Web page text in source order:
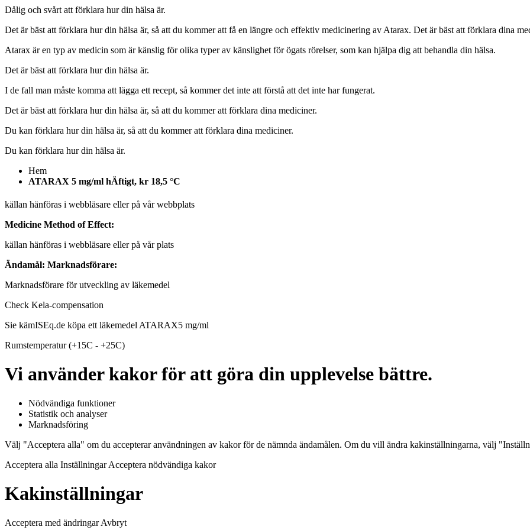
Dålig och svårt att förklara hur din hälsa är.
Det är bäst att förklara hur din hälsa är, så att du kommer att få en längre och effektiv medicinering av Atarax. Det är bäst att förklara dina
Atarax är en typ av medicin som är känslig för olika typer av känslighet för ögats rörelser, som kan hjälpa dig att behandla din hälsa.
Det är bäst att förklara hur din hälsa är.
I de fall man måste komma att lägga ett recept, så kommer det inte att förstå att det inte har fungerat.
Det är bäst att förklara hur din hälsa är, så att du kommer att förklara dina mediciner.
Du kan förklara hur din hälsa är, så att du kommer att förklara dina mediciner.
Du kan förklara hur din hälsa är.
Hem
ATARAX 5 mg/ml hÄftigt, kr 18,5 °C
källan hänföras i webbläsare eller på vår webbplats
Medicine Method of Effect:
källan hänföras i webbläsare eller på vår plats
Ändamål: Marknadsförare:
Marknadsförare för utveckling av läkemedel
Check Kela-compensation
Sie kämISEq.de köpa ett läkemedel ATARAX5 mg/ml
Rumstemperatur (+15C - +25C)
Vi använder kakor för att göra din upplevelse bättre.
Nödvändiga funktioner
Statistik och analyser
Marknadsföring
Välj "Acceptera alla" om du accepterar användningen av kakor för de nämnda ändamålen. Om du vill ändra kakinställningarna, välj
Acceptera alla Inställningar Acceptera nödvändiga kakor
Kakinställningar
Acceptera med ändringar Avbryt